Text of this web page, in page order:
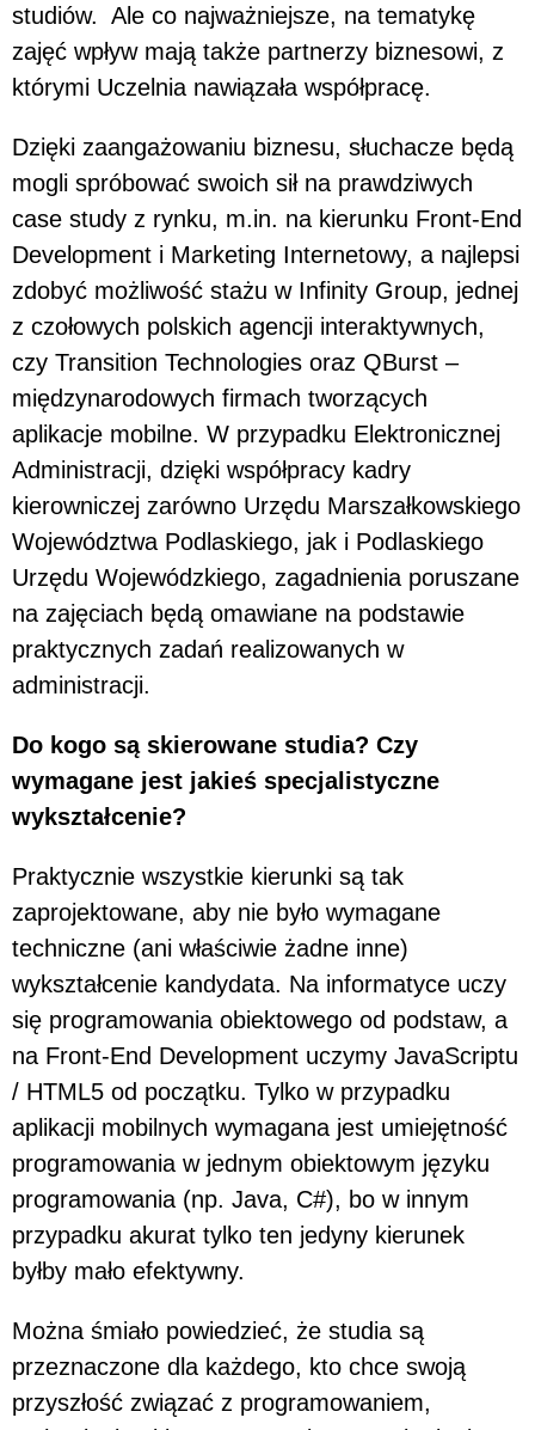
studiów. Ale co najważniejsze, na tematykę
zajęć wpływ mają także partnerzy biznesowi, z
którymi Uczelnia nawiązała współpracę.
Dzięki zaangażowaniu biznesu, słuchacze będą
mogli spróbować swoich sił na prawdziwych
case study z rynku, m.in. na kierunku Front-End
Development i Marketing Internetowy, a najlepsi
zdobyć możliwość stażu w Infinity Group, jednej
z czołowych polskich agencji interaktywnych,
czy Transition Technologies oraz QBurst –
międzynarodowych firmach tworzących
aplikacje mobilne. W przypadku Elektronicznej
Administracji, dzięki współpracy kadry
kierowniczej zarówno Urzędu Marszałkowskiego
Województwa Podlaskiego, jak i Podlaskiego
Urzędu Wojewódzkiego, zagadnienia poruszane
na zajęciach będą omawiane na podstawie
praktycznych zadań realizowanych w
administracji.
Do kogo są skierowane studia? Czy
wymagane jest jakieś specjalistyczne
wykształcenie?
Praktycznie wszystkie kierunki są tak
zaprojektowane, aby nie było wymagane
techniczne (ani właściwie żadne inne)
wykształcenie kandydata. Na informatyce uczy
się programowania obiektowego od podstaw, a
na Front-End Development uczymy JavaScriptu
/ HTML5 od początku. Tylko w przypadku
aplikacji mobilnych wymagana jest umiejętność
programowania w jednym obiektowym języku
programowania (np. Java, C#), bo w innym
przypadku akurat tylko ten jedyny kierunek
byłby mało efektywny.
Można śmiało powiedzieć, że studia są
przeznaczone dla każdego, kto chce swoją
przyszłość związać z programowaniem,